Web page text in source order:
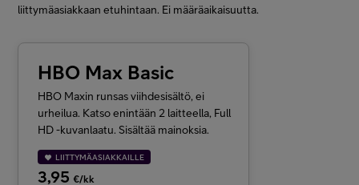
liittymäasiakkaan etuhintaan. Ei määräaikaisuutta.
HBO Max Basic
HBO Maxin runsas viihdesisältö, ei
urheilua. Katso enintään 2 laitteella, Full
HD -kuvanlaatu. Sisältää mainoksia.
LIITTYMÄASIAKKAILLE
3,95 €/kk